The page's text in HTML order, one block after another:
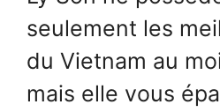
seulement les
du Vietnam au
mais elle vous